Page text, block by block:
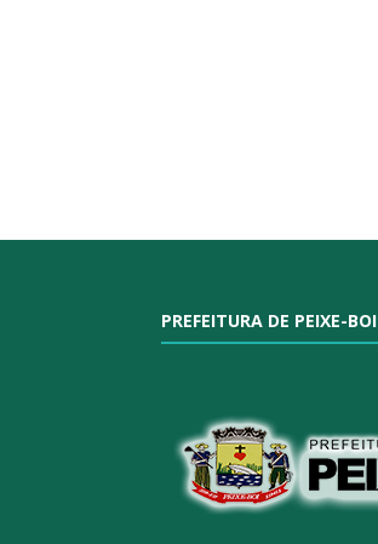
PREFEITURA DE PEIXE-BOI